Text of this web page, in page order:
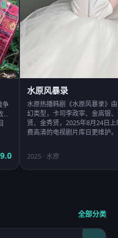
争
9.0
水原风暴录
水原热播韩剧《水原风暴录》
幻类型，卡司李政宰、金高银
贤、金秀贤，2025年8月24日
费高清的电视剧片库日更维护。
2025 · 水原
全部分类